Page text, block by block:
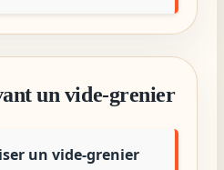
un vide-grenier
un vide-grenier